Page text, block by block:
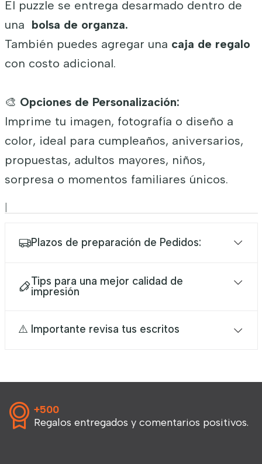
El puzzle se entrega desarmado dentro de
una bolsa de organza.
También puedes agregar una caja de regalo
con costo adicional.
🎨 Opciones de Personalización:
Imprime tu imagen, fotografía o diseño a
color, ideal para cumpleaños, aniversarios,
propuestas, adultos mayores, niños,
sorpresa o momentos familiares únicos.
Plazos de preparación de Pedidos:
Tips para una mejor calidad de
impresión
⚠️ Importante revisa tus escritos
+500
Regalos entregados y comentarios positivos.